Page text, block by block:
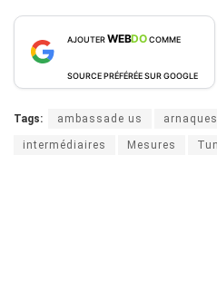
AJOUTERWEBDOCOMME
SOURCE PRÉFÉRÉE SUR GOOGLE
Tags: ambassade us arnaques
intermédiaires Mesures